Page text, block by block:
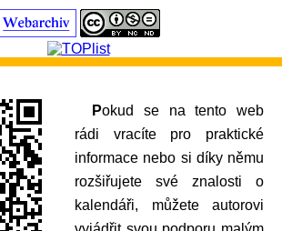
Pokud se na tento web
rádi vracíte pro praktické
informace nebo si díky němu
rozšiřujete své znalosti o
kalendáři, můžete autorovi